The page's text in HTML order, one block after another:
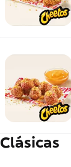
Clásicas